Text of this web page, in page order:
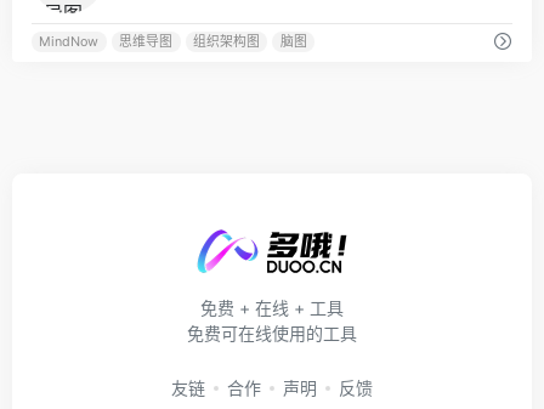
MindNow 思维导图 组织架构图 脑图
免费 + 在线 + 工具
免费可在线使用的工具
友链 合作 声明 反馈